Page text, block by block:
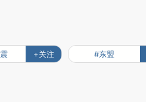
+关注 #东盟